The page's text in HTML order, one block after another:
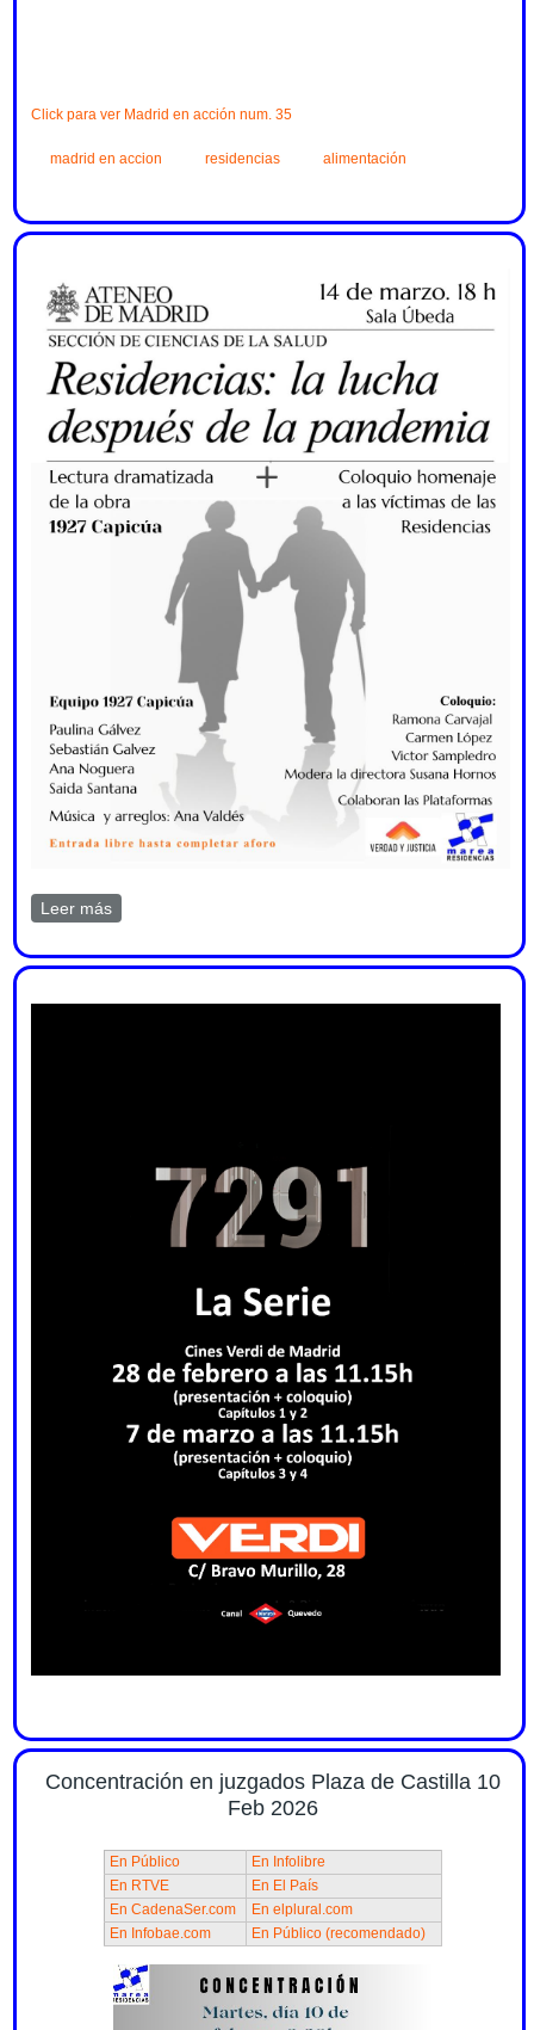
Click para ver Madrid en acción num. 35
madrid en accion residencias alimentación
Leer mássobre Residencias: la lucha después de la pandemia.
Concentración en juzgados Plaza de Castilla 10
Feb 2026
En Público
En Infolibre
En RTVE
En El País
En CadenaSer.com
En elplural.com
En Infobae.com
En Público (recomendado)